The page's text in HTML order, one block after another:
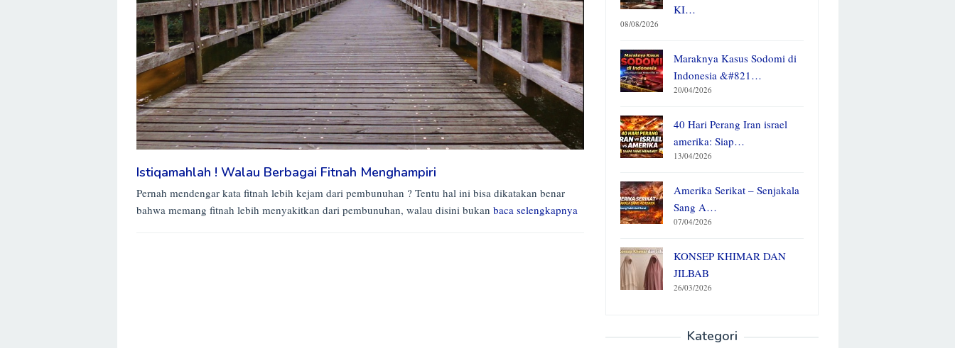
Istiqamahlah ! Walau Berbagai Fitnah Menghampiri
Pernah mendengar kata fitnah lebih kejam dari pembunuhan ? Tentu hal ini bisa dikatakan benar
bahwa memang fitnah lebih menyakitkan dari pembunuhan, walau disini bukan baca selengkapnya
KI…
08/08/2026
Maraknya Kasus Sodomi di
Indonesia &#821…
20/04/2026
40 Hari Perang Iran israel
amerika: Siap…
13/04/2026
Amerika Serikat – Senjakala
Sang A…
07/04/2026
KONSEP KHIMAR DAN
JILBAB
26/03/2026
Kategori